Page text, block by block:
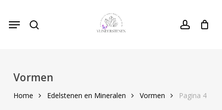
main
account
Menu Close
Cart
Vormen
Home Edelstenen en Mineralen Vormen Pagina 4
Close